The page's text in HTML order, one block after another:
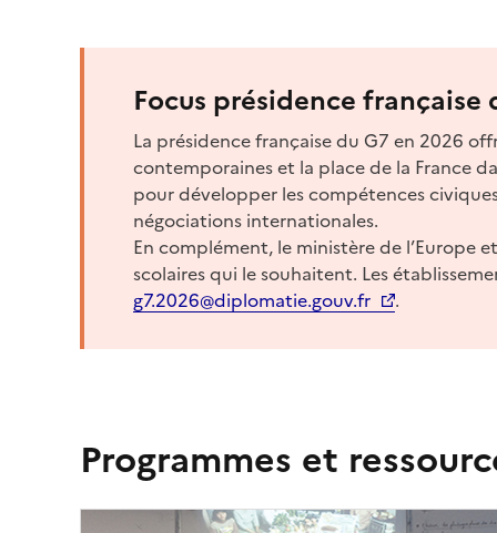
Focus présidence française
La présidence française du G7 en 2026
contemporaines et la place de la France
pour développer les compétences
négociations internationales.
En complément, le ministère de l’Europe
scolaires qui le souhaitent. Les
g7.2026@diplomatie.gouv.fr
.
Programmes et